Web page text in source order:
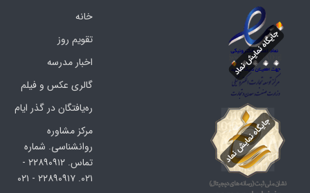
خانه
تقویم روز
اخبار مدرسه
گالری عکس و فیلم
ره‌یافتگان در گذر ایام
مرکز مشاوره
روانشناسی. شماره
تماس. ۲۲۸۹۰۹۱۲ -
۰۲۱. ۲۲۸۹۰۹۱۷ - ۰۲۱